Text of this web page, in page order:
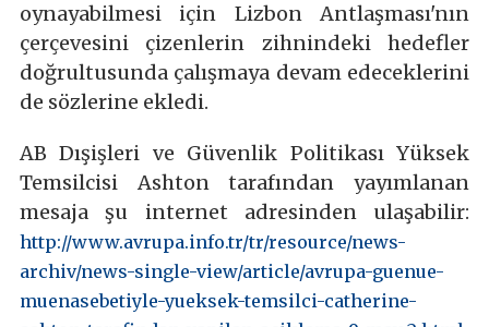
oynayabilmesi için Lizbon Antlaşması'nın
çerçevesini çizenlerin zihnindeki hedefler
doğrultusunda çalışmaya devam edeceklerini
de sözlerine ekledi.
AB Dışişleri ve Güvenlik Politikası Yüksek
Temsilcisi Ashton tarafından yayımlanan
mesaja şu internet adresinden ulaşabilir:
http://www.avrupa.info.tr/tr/resource/news-
archiv/news-single-view/article/avrupa-guenue-
muenasebetiyle-yueksek-temsilci-catherine-